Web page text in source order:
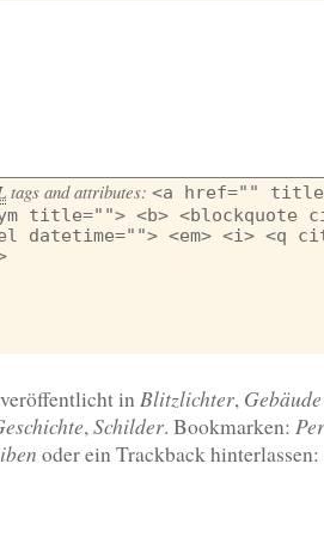
tags and attributes: <a href=""
title=""> <b> <blockquote
datetime=""> <em> <i> <q
inBlitzlichter, Gebäude
,Schilder. Bookmarken:
oder ein Trackback hinterlassen: